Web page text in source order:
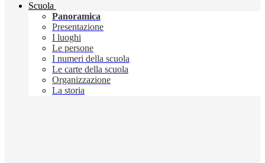
Scuola
Panoramica
Presentazione
I luoghi
Le persone
I numeri della scuola
Le carte della scuola
Organizzazione
La storia